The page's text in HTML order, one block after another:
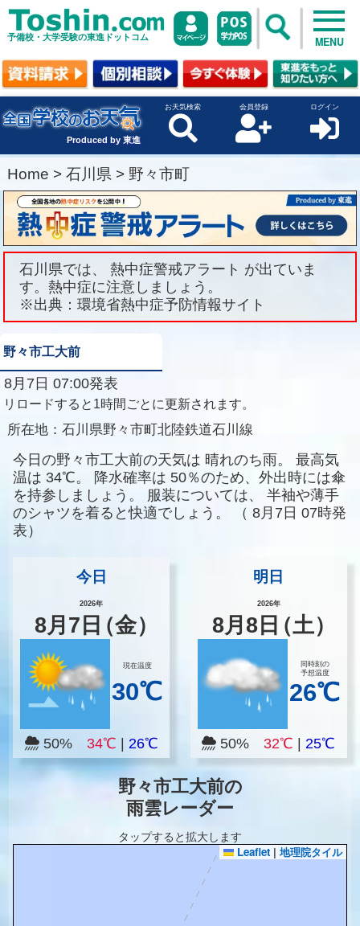
予備校・大学受験の東進ドットコム MENU
Produced by 東進
お天気検索 会員登録 ログイン
Home > 石川県 > 野々市町
石川県では、 熱中症警戒アラート が出ていま
す。熱中症に注意しましょう。
※出典：環境省熱中症予防情報サイト
野々市工大前
8月7日 07:00発表
リロードすると1時間ごとに更新されます。
所在地： 石川県野々市町北陸鉄道石川線
今日の野々市工大前の天気は 晴れのち雨。
最高気
温は 34℃。 降水確率は 50％のため、外出時には傘
を持参しましょう。
服装については、
半袖や薄手
のシャツを着ると快適でしょう。
（ 8月7日 07時発
表）
今日
2026年
8月 7 日（金）
現在温度
30℃
50% 34℃ 26℃
明日
2026年
8月8 日（土）
同時刻の
予想温度
26℃
50% 32℃ |25℃
野々市工大前の
雨雲レーダー
タップすると拡大します
Leaflet | 地理院タイル